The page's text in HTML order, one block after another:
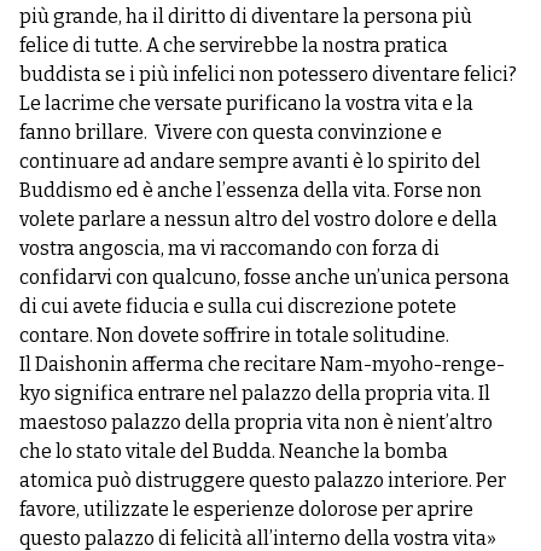
più grande, ha il diritto di diventare la persona più
felice di tutte. A che servirebbe la nostra pratica
buddista se i più infelici non potessero diventare felici?
Le lacrime che versate purificano la vostra vita e la
fanno brillare. Vivere con questa convinzione e
continuare ad andare sempre avanti è lo spirito del
Buddismo ed è anche l’essenza della vita. Forse non
volete parlare a nessun altro del vostro dolore e della
vostra angoscia, ma vi raccomando con forza di
confidarvi con qualcuno, fosse anche un’unica persona
di cui avete fiducia e sulla cui discrezione potete
contare. Non dovete soffrire in totale solitudine.
Il Daishonin afferma che recitare Nam-myoho-renge-
kyo significa entrare nel palazzo della propria vita. Il
maestoso palazzo della propria vita non è nient’altro
che lo stato vitale del Budda. Neanche la bomba
atomica può distruggere questo palazzo interiore. Per
favore, utilizzate le esperienze dolorose per aprire
questo palazzo di felicità all’interno della vostra vita»